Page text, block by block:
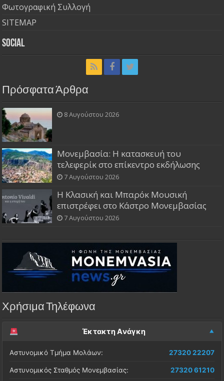
Φωτογραφική Συλλογή
SITEMAP
Social
Πρόσφατα Άρθρα
8 Αυγούστου 2026
Μονεμβασία: Η κατασκευή του
τελεφερίκ στο επίκεντρο εκδήλωσης
7 Αυγούστου 2026
Η Κλασική και Μπαρόκ Μουσική
επιστρέφει στο Κάστρο Μονεμβασίας
7 Αυγούστου 2026
Χρήσιμα Τηλέφωνα
Έκτακτη Ανάγκη
Αστυνομικό Τμήμα Μολάων: 27320 22207
Αστυνομικός Σταθμός Μονεμβασίας: 27320 61210